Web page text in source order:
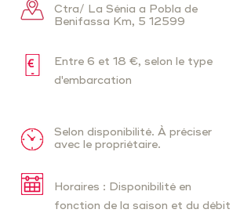
Ctra/ La Sénia a Pobla de
Benifassa Km, 5 12599
Entre 6 et 18 €, selon le type
d'embarcation
Selon disponibilité. À préciser
avec le propriétaire.
Horaires : Disponibilité en
fonction de la saison et du débit